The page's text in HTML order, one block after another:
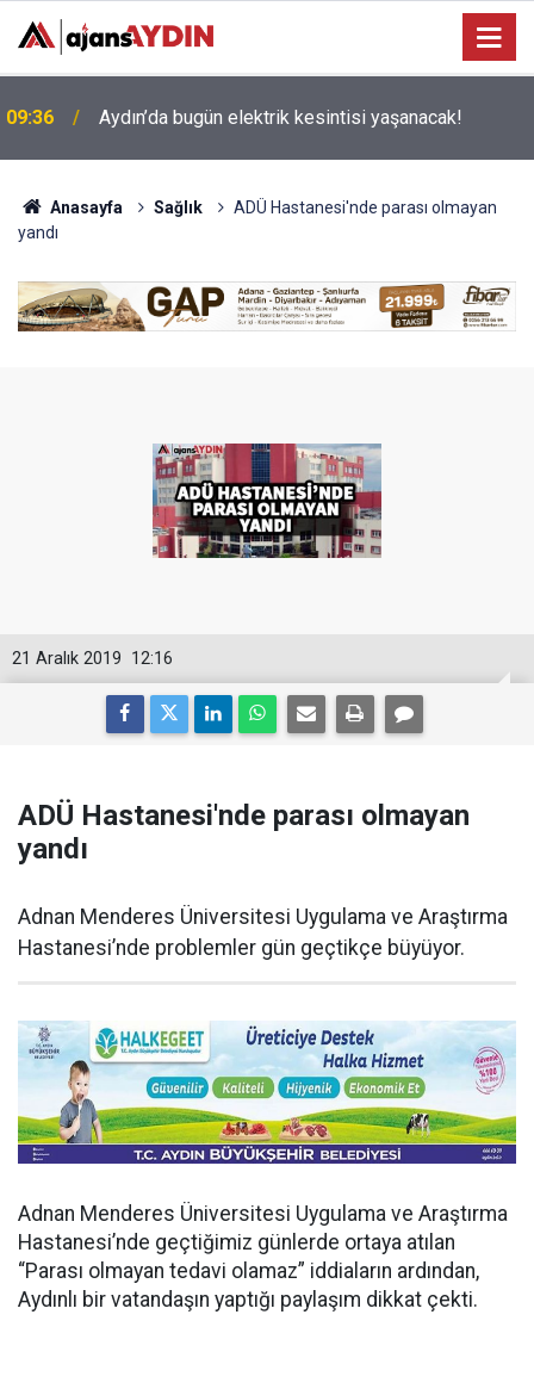
09:22 Nazilli’nin sevilen ismi Samet vefat etti
Anasayfa Sağlık
ADÜ Hastanesi'nde parası olmayan
yandı
12:16
21 Aralık 2019
ADÜ Hastanesi'nde parası olmayan
yandı
Adnan Menderes Üniversitesi Uygulama ve Araştırma
Hastanesi’nde problemler gün geçtikçe büyüyor.
Adnan Menderes Üniversitesi Uygulama ve Araştırma
Hastanesi’nde geçtiğimiz günlerde ortaya atılan
“Parası olmayan tedavi olamaz” iddiaların ardından,
Aydınlı bir vatandaşın yaptığı paylaşım dikkat çekti.